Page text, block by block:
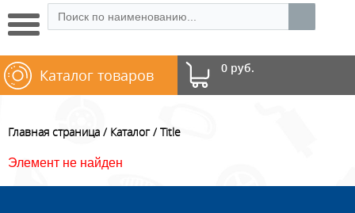
0 руб.
Каталог товаров
Главная страница Каталог Title
Элемент не найден